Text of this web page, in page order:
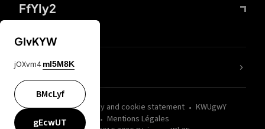
FfYIy2
wZQPfd Privacy and cookie statement
KWUgwY
Mentions Légales
nLC6tu
GIvKYW
jOXvm4 mI5M8K
BMcLyf
gEcwUT